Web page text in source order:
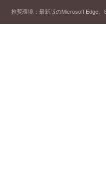
推奨環境：最新版のMicrosoft Edge